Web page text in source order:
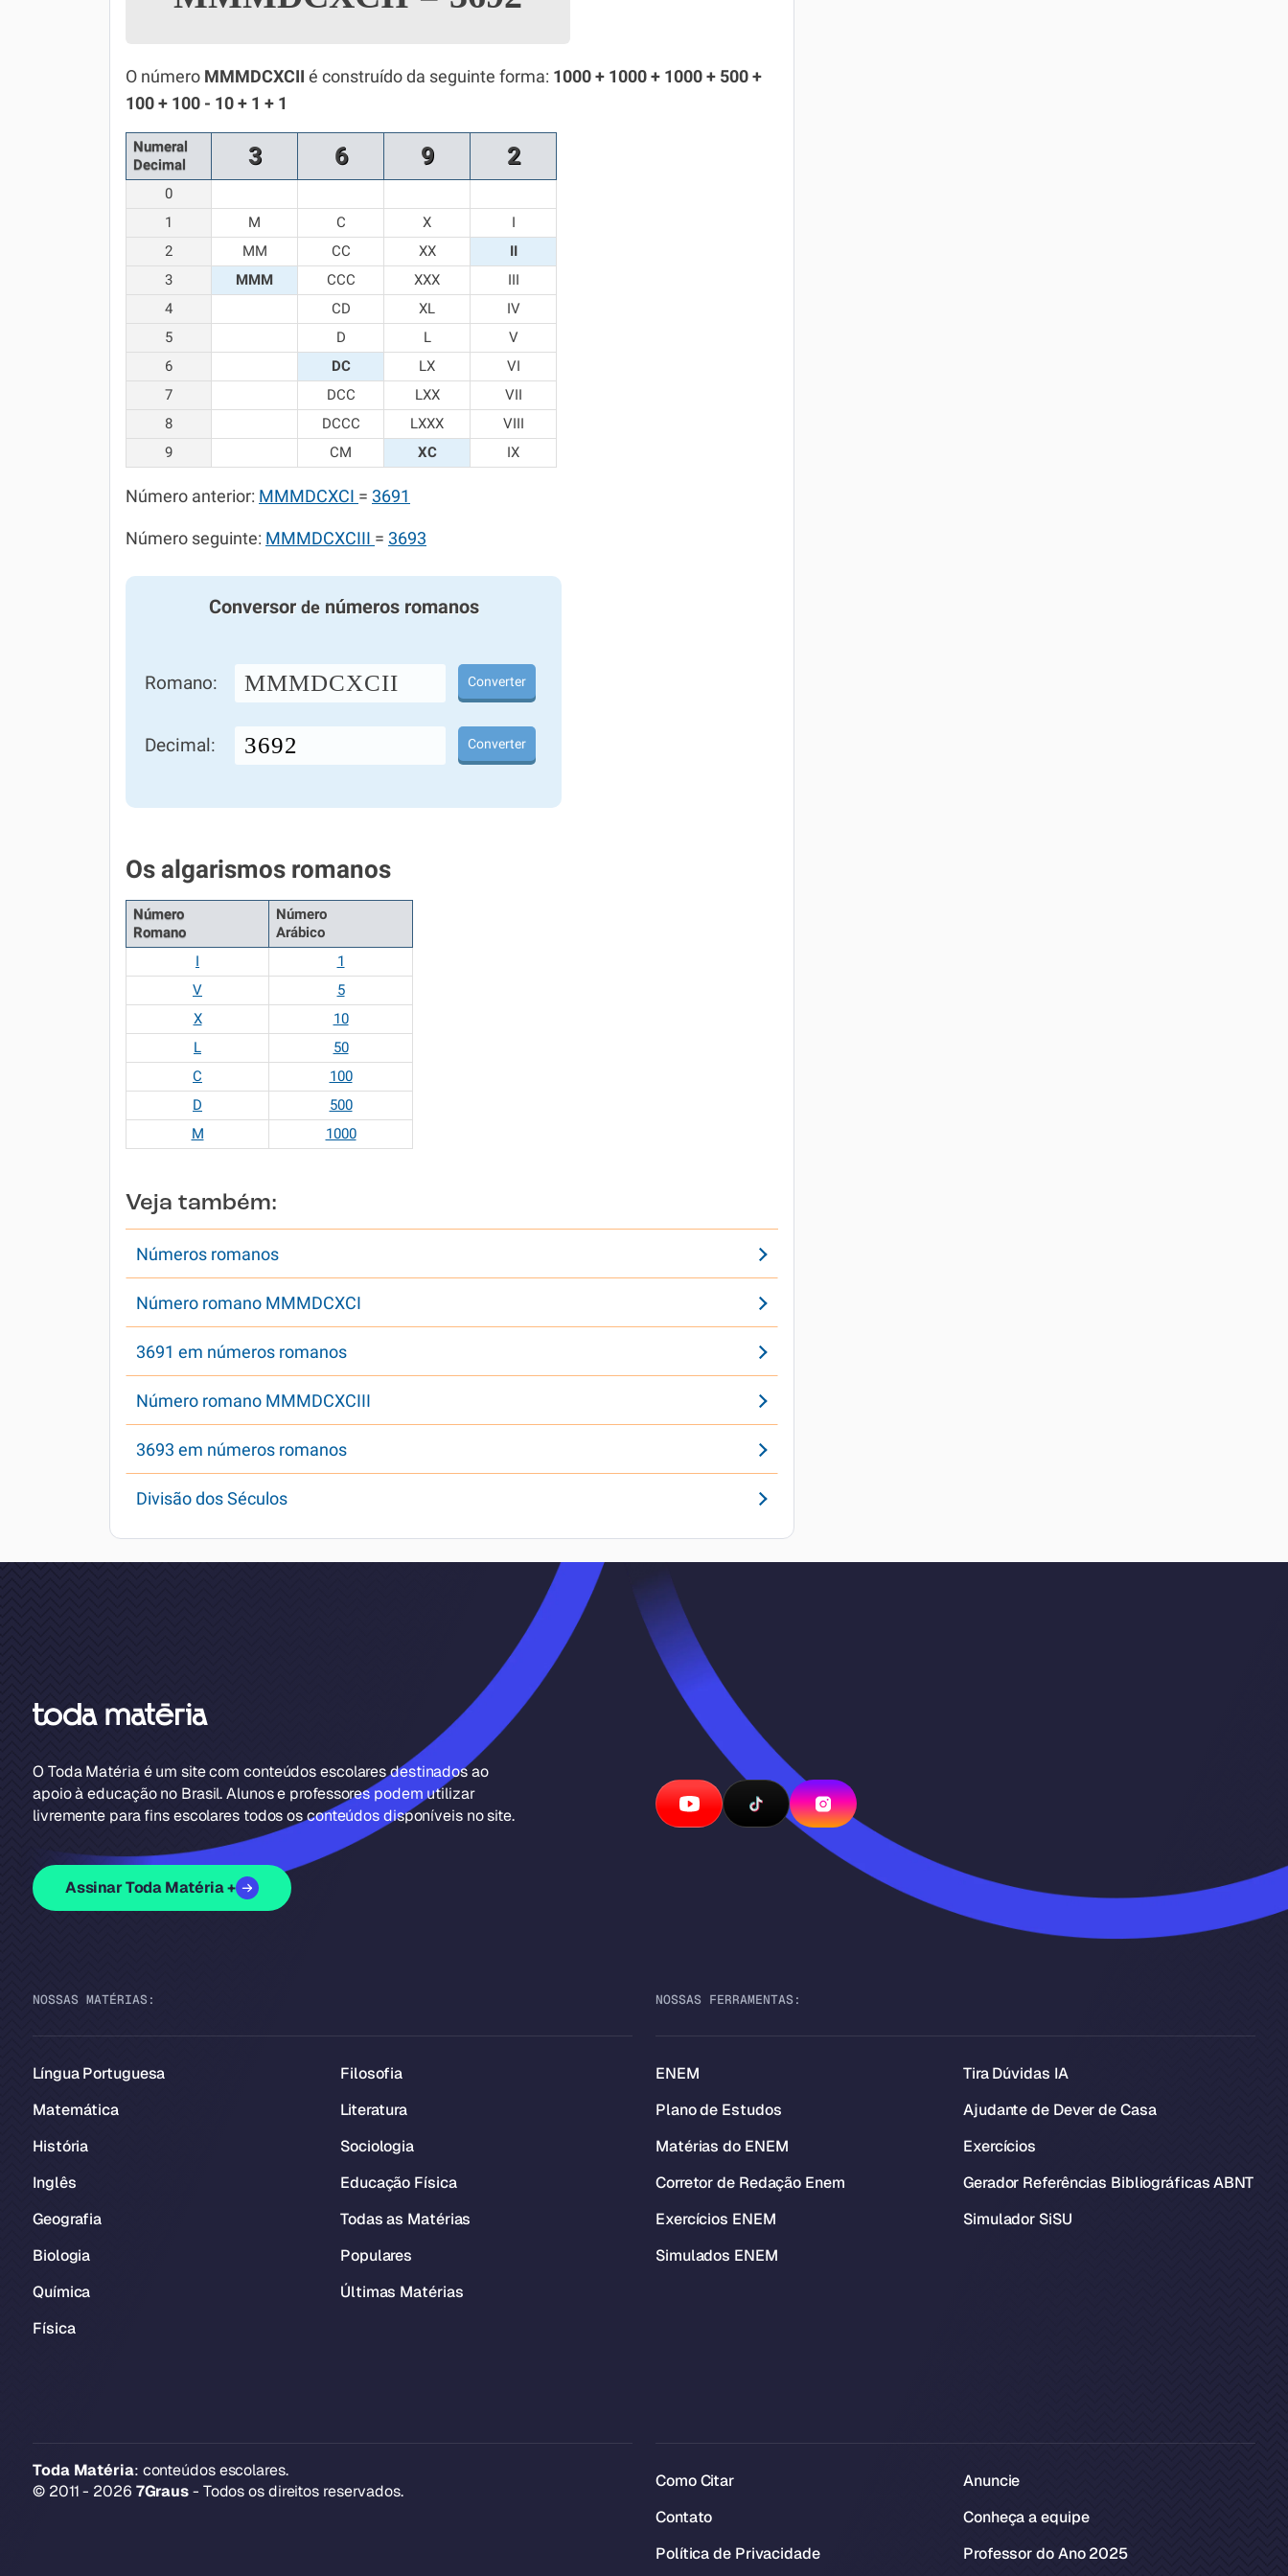
Química
Todos os Exercícios
O número MMMDCXCII é construído da seguinte forma: 1000 + 1000 + 1000 + 500 +
100 + 100 - 10 + 1 + 1
Numeral
Decimal
3 6 9 2
0
1
M C X
I
2
MM CC XX
II
3
MMM CCC XXX
III
4
CD XL
IV
5
D L
V
6
DC LX
VI
7
DCC LXX
VII
8
DCCC LXXX
VIII
9
CM XC IX
Número anterior: MMMDCXCI = 3691
Número seguinte: MMMDCXCIII = 3693
Conversor denúmeros romanos
Romano: MMMDCXCII Converter
Decimal: Converter
Os algarismos romanos
Número
Romano
Número
Arábico
I
1
V
5
X
10
L
50
C
100
D
500
M
1000
Veja também:
Números romanos
Número romano MMMDCXCI
3691 em números romanos
Número romano MMMDCXCIII
3693 em números romanos
Divisão dos Séculos
O Toda Matéria é um site com conteúdos escolares destinados ao
apoio à educação no Brasil. Alunos e professores podem utilizar
livremente para fins escolares todos os conteúdos disponíveis no site.
Assinar Toda Matéria +
NOSSAS MATÉRIAS:
Língua Portuguesa
Matemática
História
Inglês
Geografia
Biologia
Química
Física
Filosofia
Literatura
Sociologia
Educação Física
Todas as Matérias
Populares
Últimas Matérias
NOSSAS FERRAMENTAS:
ENEM
Plano de Estudos
Matérias do ENEM
Corretor de Redação Enem
Exercícios ENEM
Simulados ENEM
Tira Dúvidas IA
Ajudante de Dever de Casa
Exercícios
Gerador Referências Bibliográficas ABNT
Simulador SiSU
Toda Matéria: conteúdos escolares.
© 2011 - 2026 7Graus- Todos os direitos reservados.
Como Citar
Contato
Política de Privacidade
Anuncie
Conheça a equipe
Professor do Ano 2025